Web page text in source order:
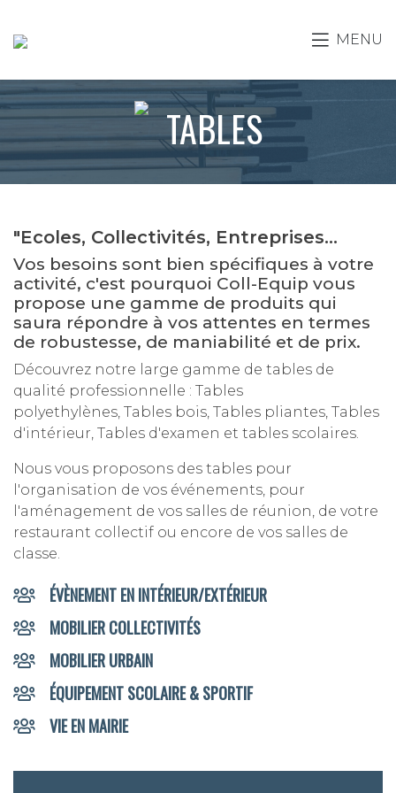
MENU
TABLES
"Ecoles, Collectivités, Entreprises...
Vos besoins sont bien spécifiques à votre
activité, c'est pourquoi Coll-Equip vous
propose une gamme de produits qui
saura répondre à vos attentes en termes
de robustesse, de maniabilité et de prix.
Découvrez notre large gamme de tables de
qualité professionnelle : Tables
polyethylènes, Tables bois, Tables pliantes, Tables
d'intérieur, Tables d'examen et tables scolaires.
Nous vous proposons des tables pour
l'organisation de vos événements, pour
l'aménagement de vos salles de réunion, de votre
restaurant collectif ou encore de vos salles de
classe.
ÉVÈNEMENT EN INTÉRIEUR/EXTÉRIEUR
MOBILIER COLLECTIVITÉS
MOBILIER URBAIN
ÉQUIPEMENT SCOLAIRE & SPORTIF
VIE EN MAIRIE